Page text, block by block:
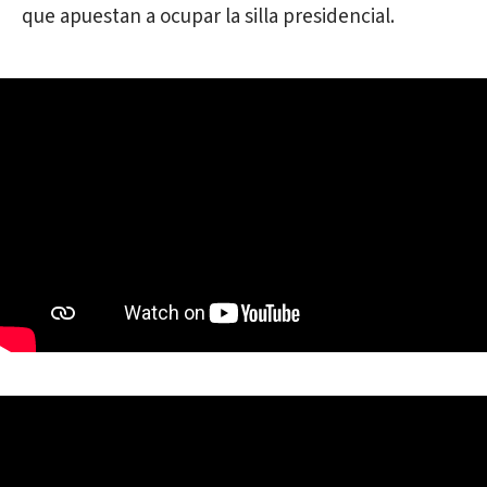
que apuestan a ocupar la silla presidencial.